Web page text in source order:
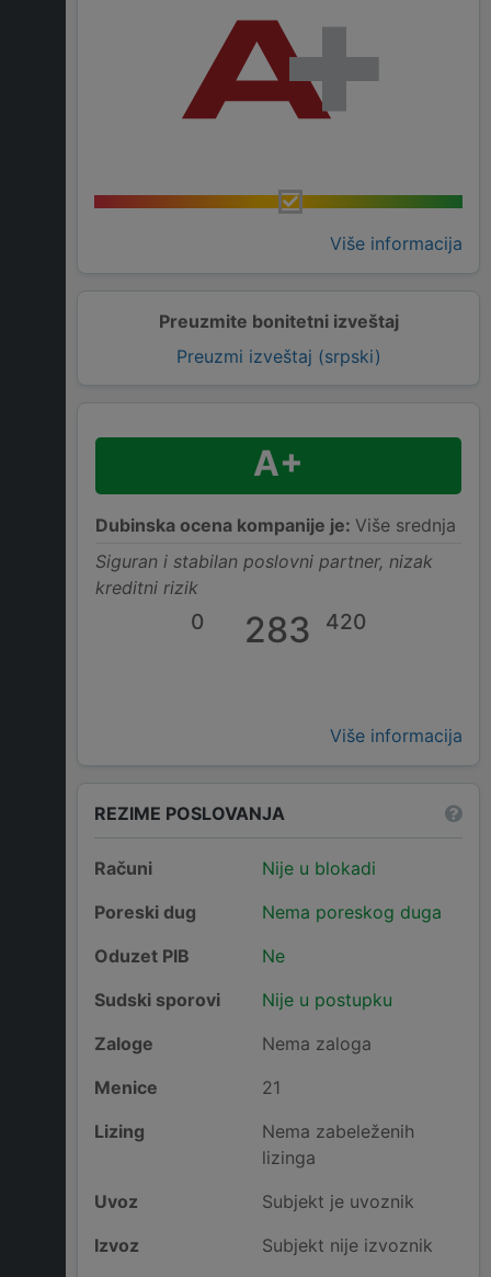
Više informacija
Preuzmite bonitetni izveštaj
Preuzmi izveštaj (srpski)
A+
Dubinska ocena kompanije je: Više srednja
Siguran i stabilan poslovni partner, nizak
kreditni rizik
0 283 420
Više informacija
REZIME POSLOVANJA
Računi
Nije u blokadi
Poreski dug
Nema poreskog duga
Oduzet PIB
Ne
Sudski sporovi
Nije u postupku
Zaloge
Nema zaloga
Menice
21
Lizing
Nema zabeleženih
lizinga
Uvoz
Subjekt je uvoznik
Izvoz
Subjekt nije izvoznik